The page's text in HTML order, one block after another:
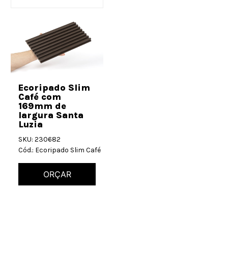
Ecoripado Slim
Café com
169mm de
largura Santa
Luzia
SKU: 230682
Cód.: Ecoripado Slim Café
ORÇAR